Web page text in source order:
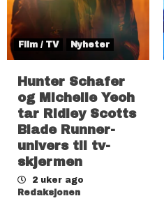
Film / TV Nyheter
Hunter Schafer
og Michelle Yeoh
tar Ridley Scotts
Blade Runner-
univers til tv-
skjermen
2 uker ago
Redaksjonen